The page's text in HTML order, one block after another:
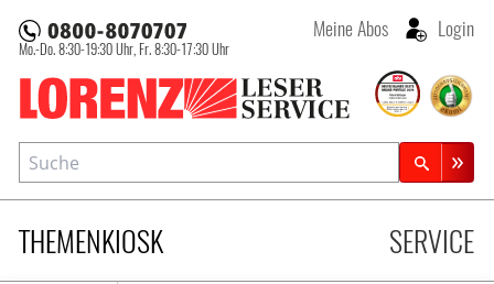
Lorenz Leserservice
Mo.-Do. 8:30-19:30 Uhr, Fr. 8:30-17:30 Uhr
Meine Abos Login
THEMENKIOSK
SERVICE
Suche
Zeitschriftensuche